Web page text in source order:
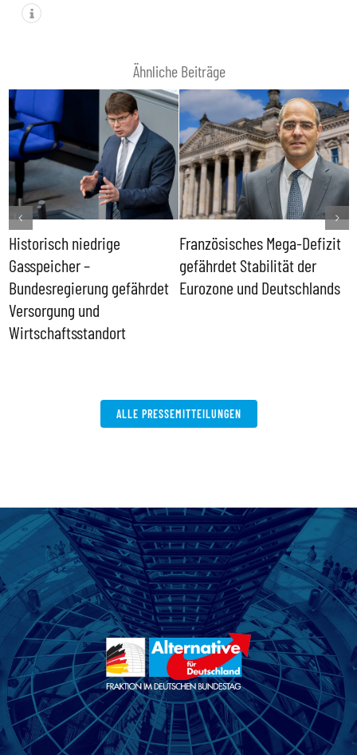
Ähnliche Beiträge
Historisch niedrige
Gasspeicher –
Bundesregierung gefährdet
Versorgung und
Wirtschaftsstandort
Französisches Mega-Defizit
gefährdet Stabilität der
Eurozone und Deutschlands
ALLE PRESSEMITTEILUNGEN